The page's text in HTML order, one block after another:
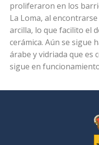
proliferaron en los
La Loma, al
arcilla, lo que facilito el
cerámica. Aún se sigue
árabe y vidriada que es
sigue en